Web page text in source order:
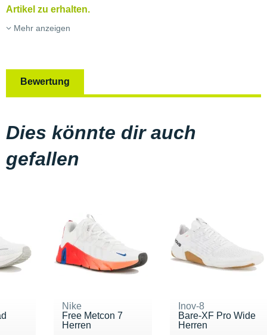
Artikel zu erhalten.
Mehr anzeigen
Bewertung
Dies könnte dir auch
gefallen
Nike
Free Metcon 7
Herren
Inov-8
Bare-XF Pro Wide
Herren